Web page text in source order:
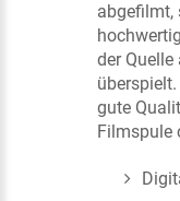
abgefilmt,
der
gute
Filmspule